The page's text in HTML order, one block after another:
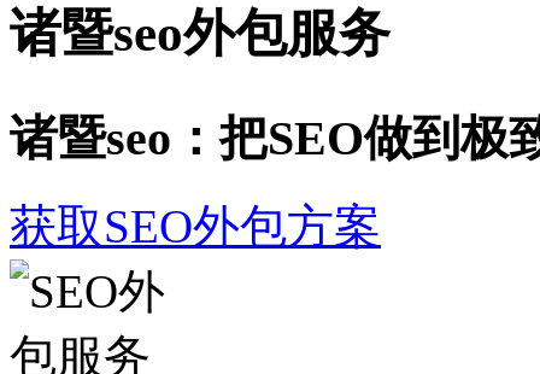
诸暨seo外包服务
诸暨seo：把SEO做到极
获取SEO外包方案